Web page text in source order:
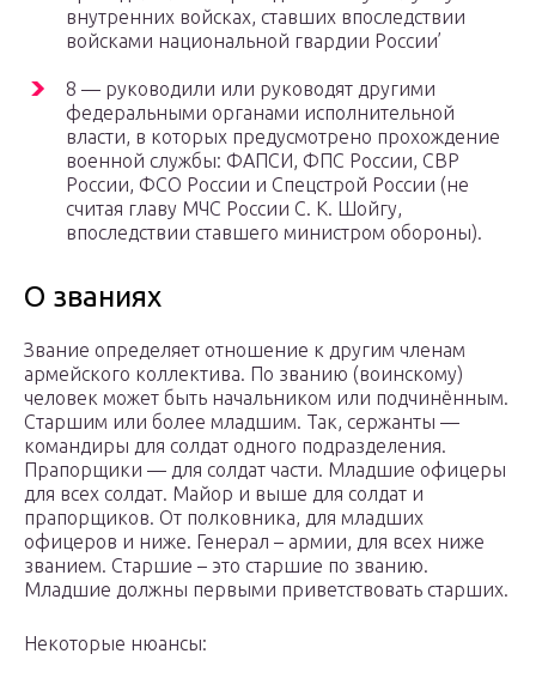
внутренних войсках, ставших впоследствии
войсками национальной гвардии России’
8 — руководили или руководят другими
федеральными органами исполнительной
власти, в которых предусмотрено прохождение
военной службы: ФАПСИ, ФПС России, СВР
России, ФСО России и Спецстрой России (не
считая главу МЧС России С. К. Шойгу,
впоследствии ставшего министром обороны).
О званиях
Звание определяет отношение к другим членам
армейского коллектива. По званию (воинскому)
человек может быть начальником или подчинённым.
Старшим или более младшим. Так, сержанты —
командиры для солдат одного подразделения.
Прапорщики — для солдат части. Младшие офицеры
для всех солдат. Майор и выше для солдат и
прапорщиков. От полковника, для младших
офицеров и ниже. Генерал – армии, для всех ниже
званием. Старшие – это старшие по званию.
Младшие должны первыми приветствовать старших.
Некоторые нюансы: